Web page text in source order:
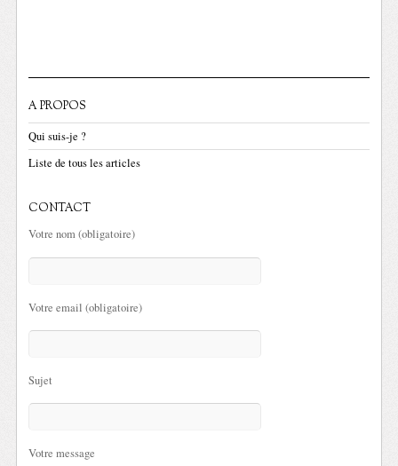
A PROPOS
Qui suis-je ?
Liste de tous les articles
CONTACT
Votre nom (obligatoire)
Votre email (obligatoire)
Sujet
Votre message